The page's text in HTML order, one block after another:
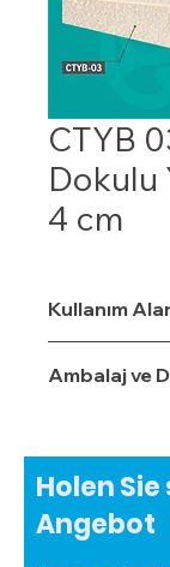
CTYB
Dokulu
4 cm
Kullanım
Ambalaj ve
Holen
Angebot